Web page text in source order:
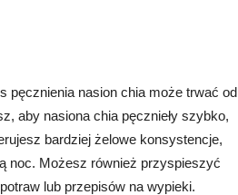
pęcznienia nasion chia może trwać od
aby nasiona chia pęcznieły szybko,
bardziej żelowe konsystencje,
noc. Możesz również przyspieszyć
lub przepisów na wypieki.